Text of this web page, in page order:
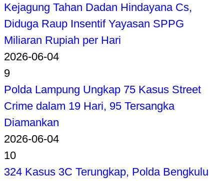
Kejagung Tahan Dadan Hindayana Cs,
Diduga Raup Insentif Yayasan SPPG
Miliaran Rupiah per Hari
2026-06-04
9
Polda Lampung Ungkap 75 Kasus Street
Crime dalam 19 Hari, 95 Tersangka
Diamankan
2026-06-04
10
324 Kasus 3C Terungkap, Polda Bengkulu